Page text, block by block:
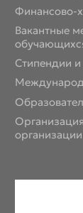
Финансово-
Вакантные
Стипендии
организации